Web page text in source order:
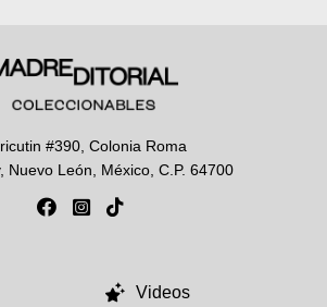
#390, Colonia Roma
Nuevo León, México, C.P. 64700
Videos